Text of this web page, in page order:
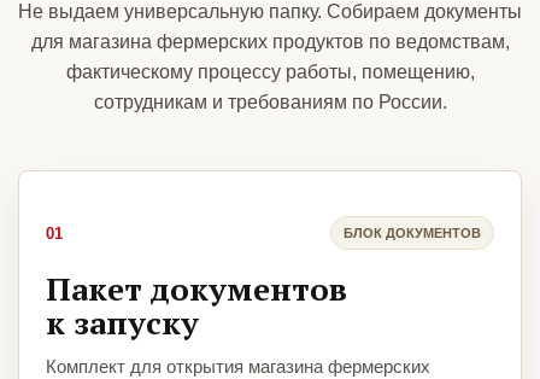
Не выдаем универсальную папку. Собираем документы
для магазина фермерских продуктов по ведомствам,
фактическому процессу работы, помещению,
сотрудникам и требованиям по России.
01 БЛОК ДОКУМЕНТОВ
Пакет документов
к запуску
Комплект для открытия магазина фермерских